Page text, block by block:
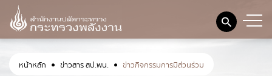
เกี่ยวกับ สป.พน.
หน้าหลัก ข่าวสาร สป.พน. ข่าวกิจกรรมการมีส่วนร่วม